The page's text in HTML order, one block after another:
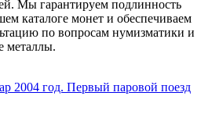
Мы гарантируем подлинность
каталоге монет и обеспечиваем
по вопросам нумизматики и
металлы.
2004 год. Первый паровой поезд